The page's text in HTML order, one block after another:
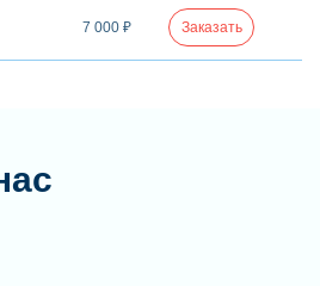
7 000 ₽ Заказать